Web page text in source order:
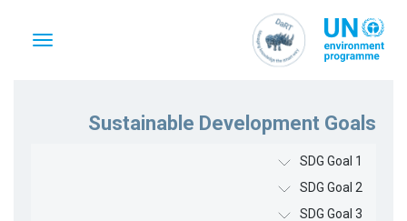
المحتوى
الرئيسي
Toggle
Sustainable Development Goals
SDG Goal 1
SDG Goal 2
SDG Goal 3